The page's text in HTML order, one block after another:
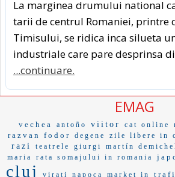
La marginea drumului national
tarii de centrul Romaniei, printre
Timisului, se ridica inca silueta
industriale care pare desprinsa
...continuare.
EMAG
vechea antoño viitor cat online
razvan fodor degene zile libere in
razi teatrele giurgi martín
maria
rata somajului in romania
cluj virati napoca market in